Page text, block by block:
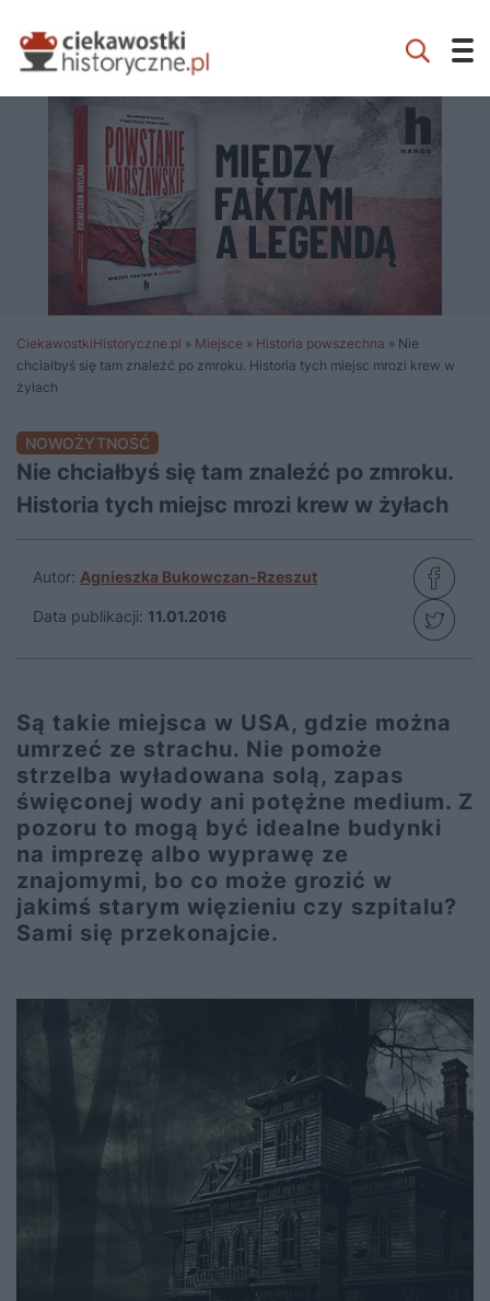
CiekawostkiHistoryczne.pl » Miejsce » Historia powszechna » Nie
chciałbyś się tam znaleźć po zmroku. Historia tych miejsc mrozi krew w
żyłach
NOWOŻYTNOŚĆ
Nie chciałbyś się tam znaleźć po zmroku.
Historia tych miejsc mrozi krew w żyłach
Autor: Agnieszka Bukowczan-Rzeszut
Data publikacji: 11.01.2016
Są takie miejsca w USA, gdzie można
umrzeć ze strachu. Nie pomoże
strzelba wyładowana solą, zapas
święconej wody ani potężne medium. Z
pozoru to mogą być idealne budynki
na imprezę albo wyprawę ze
znajomymi, bo co może grozić w
jakimś starym więzieniu czy szpitalu?
Sami się przekonajcie.